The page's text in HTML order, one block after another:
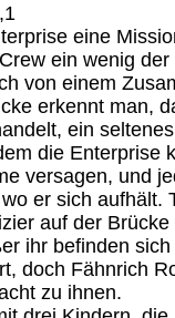
eine
ein wenig
von einem
erkennt man,
ein
die Enterprise
versagen, und
er sich aufhält.
auf der
ihr befinden
doch Fähnrich
zu ihnen.